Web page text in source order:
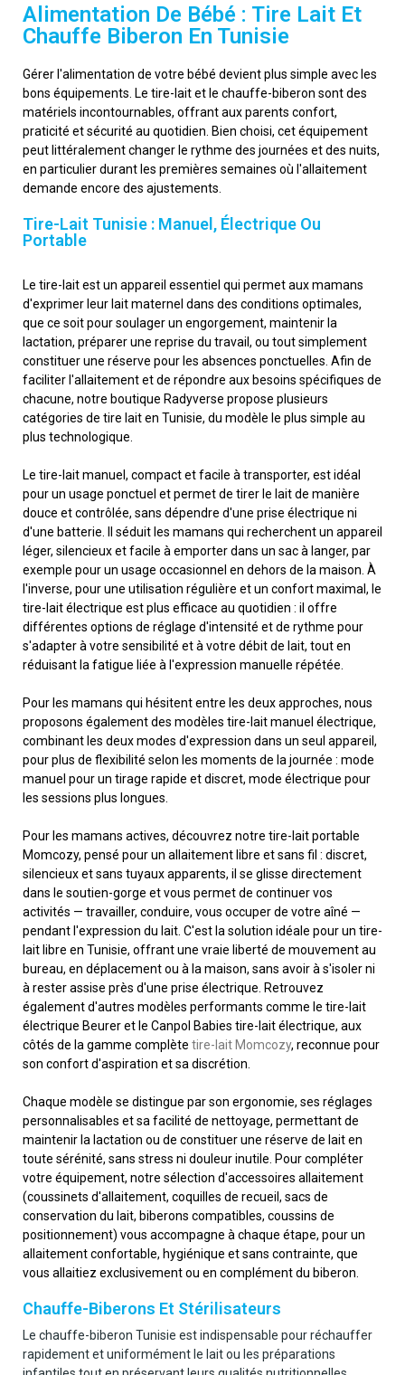
Alimentation De Bébé : Tire Lait Et
Chauffe Biberon En Tunisie
Gérer l'alimentation de votre bébé devient plus simple avec les
bons équipements. Le tire-lait et le chauffe-biberon sont des
matériels incontournables, offrant aux parents confort,
praticité et sécurité au quotidien. Bien choisi, cet équipement
peut littéralement changer le rythme des journées et des nuits,
en particulier durant les premières semaines où l'allaitement
demande encore des ajustements.
Tire-Lait Tunisie : Manuel, Électrique Ou
Portable
Le tire-lait est un appareil essentiel qui permet aux mamans
d'exprimer leur lait maternel dans des conditions optimales,
que ce soit pour soulager un engorgement, maintenir la
lactation, préparer une reprise du travail, ou tout simplement
constituer une réserve pour les absences ponctuelles. Afin de
faciliter l'allaitement et de répondre aux besoins spécifiques de
chacune, notre boutique Radyverse propose plusieurs
catégories de tire lait en Tunisie, du modèle le plus simple au
plus technologique.
Le tire-lait manuel, compact et facile à transporter, est idéal
pour un usage ponctuel et permet de tirer le lait de manière
douce et contrôlée, sans dépendre d'une prise électrique ni
d'une batterie. Il séduit les mamans qui recherchent un appareil
léger, silencieux et facile à emporter dans un sac à langer, par
exemple pour un usage occasionnel en dehors de la maison. À
l'inverse, pour une utilisation régulière et un confort maximal, le
tire-lait électrique est plus efficace au quotidien : il offre
différentes options de réglage d'intensité et de rythme pour
s'adapter à votre sensibilité et à votre débit de lait, tout en
réduisant la fatigue liée à l'expression manuelle répétée.
Pour les mamans qui hésitent entre les deux approches, nous
proposons également des modèles tire-lait manuel électrique,
combinant les deux modes d'expression dans un seul appareil,
pour plus de flexibilité selon les moments de la journée : mode
manuel pour un tirage rapide et discret, mode électrique pour
les sessions plus longues.
Pour les mamans actives, découvrez notre tire-lait portable
Momcozy, pensé pour un allaitement libre et sans fil : discret,
silencieux et sans tuyaux apparents, il se glisse directement
dans le soutien-gorge et vous permet de continuer vos
activités — travailler, conduire, vous occuper de votre aîné —
pendant l'expression du lait. C'est la solution idéale pour un tire-
lait libre en Tunisie, offrant une vraie liberté de mouvement au
bureau, en déplacement ou à la maison, sans avoir à s'isoler ni
à rester assise près d'une prise électrique. Retrouvez
également d'autres modèles performants comme le tire-lait
électrique Beurer et le Canpol Babies tire-lait électrique, aux
côtés de la gamme complète tire-lait Momcozy, reconnue pour
son confort d'aspiration et sa discrétion.
Chaque modèle se distingue par son ergonomie, ses réglages
personnalisables et sa facilité de nettoyage, permettant de
maintenir la lactation ou de constituer une réserve de lait en
toute sérénité, sans stress ni douleur inutile. Pour compléter
votre équipement, notre sélection d'accessoires allaitement
(coussinets d'allaitement, coquilles de recueil, sacs de
conservation du lait, biberons compatibles, coussins de
positionnement) vous accompagne à chaque étape, pour un
allaitement confortable, hygiénique et sans contrainte, que
vous allaitiez exclusivement ou en complément du biberon.
Chauffe-Biberons Et Stérilisateurs
Le chauffe-biberon Tunisie est indispensable pour réchauffer
rapidement et uniformément le lait ou les préparations